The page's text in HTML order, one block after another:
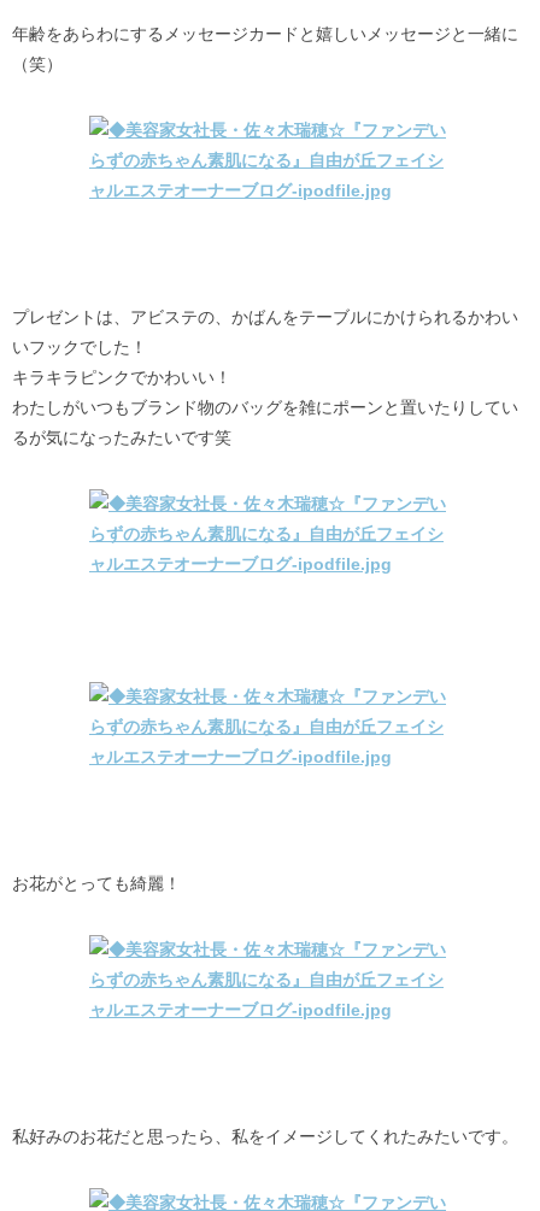
年齢をあらわにするメッセージカードと嬉しいメッセージと一緒に
（笑）
プレゼントは、アビステの、かばんをテーブルにかけられるかわい
いフックでした！
キラキラピンクでかわいい！
わたしがいつもブランド物のバッグを雑にポーンと置いたりしてい
るが気になったみたいです笑
お花がとっても綺麗！
私好みのお花だと思ったら、私をイメージしてくれたみたいです。